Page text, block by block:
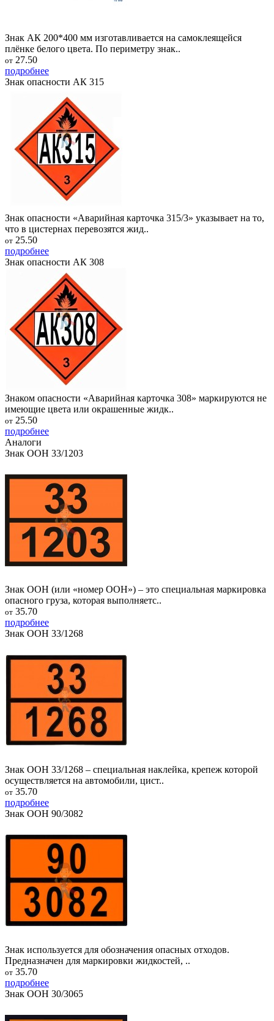
Знак АК 200*400 мм изготавливается на самоклеящейся
плёнке белого цвета. По периметру знак..
от 27.50
подробнее
Знак опасности АК 315
Знак опасности «Аварийная карточка 315/3» указывает на то,
что в цистернах перевозятся жид..
от 25.50
подробнее
Знак опасности АК 308
Знаком опасности «Аварийная карточка 308» маркируются не
имеющие цвета или окрашенные жидк..
от 25.50
подробнее
Аналоги
Знак ООН 33/1203
Знак ООН (или «номер ООН») – это специальная маркировка
опасного груза, которая выполняетс..
от 35.70
подробнее
Знак ООН 33/1268
Знак ООН 33/1268 – специальная наклейка, крепеж которой
осуществляется на автомобили, цист..
от 35.70
подробнее
Знак ООН 90/3082
Знак используется для обозначения опасных отходов.
Предназначен для маркировки жидкостей, ..
от 35.70
подробнее
Знак ООН 30/3065